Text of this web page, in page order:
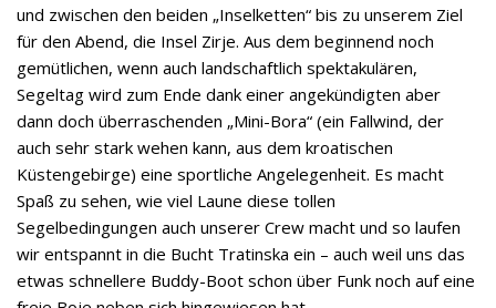
und zwischen den beiden „Inselketten“ bis zu unserem Ziel
für den Abend, die Insel Zirje. Aus dem beginnend noch
gemütlichen, wenn auch landschaftlich spektakulären,
Segeltag wird zum Ende dank einer angekündigten aber
dann doch überraschenden „Mini-Bora“ (ein Fallwind, der
auch sehr stark wehen kann, aus dem kroatischen
Küstengebirge) eine sportliche Angelegenheit. Es macht
Spaß zu sehen, wie viel Laune diese tollen
Segelbedingungen auch unserer Crew macht und so laufen
wir entspannt in die Bucht Tratinska ein – auch weil uns das
etwas schnellere Buddy-Boot schon über Funk noch auf eine